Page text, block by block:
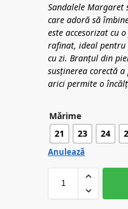
Sandalele Margaret
care adoră să
este accesorizat cu
rafinat, ideal pentru
cu zi. Branțul din
susținerea corectă
arici permite o
Mărime
21
23 24
Anulează